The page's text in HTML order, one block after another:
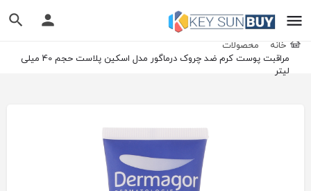
خانه
محصولات
مراقبت پوست کرم ضد چروک درماگور مدل اسکین پلاست حجم 40 میلی
لیتر